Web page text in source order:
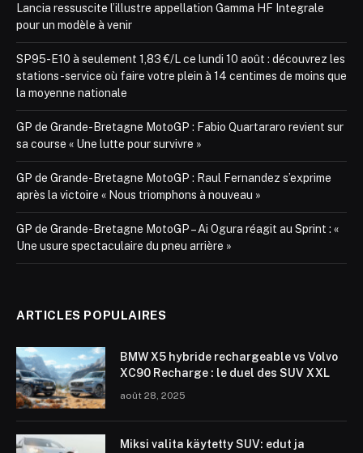
Lancia ressuscite l’illustre appellation Gamma HF Integrale
pour un modèle à venir
SP95-E10 à seulement 1,83 €/L ce lundi 10 août : découvrez les
stations-service où faire votre plein à 14 centimes de moins que
la moyenne nationale
GP de Grande-Bretagne MotoGP : Fabio Quartararo revient sur
sa course « Une lutte pour survivre »
GP de Grande-Bretagne MotoGP : Raul Fernandez s’exprime
après la victoire « Nous triomphons à nouveau »
GP de Grande-Bretagne MotoGP – Ai Ogura réagit au Sprint : «
Une usure spectaculaire du pneu arrière »
ARTICLES POPULAIRES
BMW X5 hybride rechargeable vs Volvo
XC90 Recharge : le duel des SUV XXL
août 28, 2025
Miksi valita käytetty SUV: edut ja